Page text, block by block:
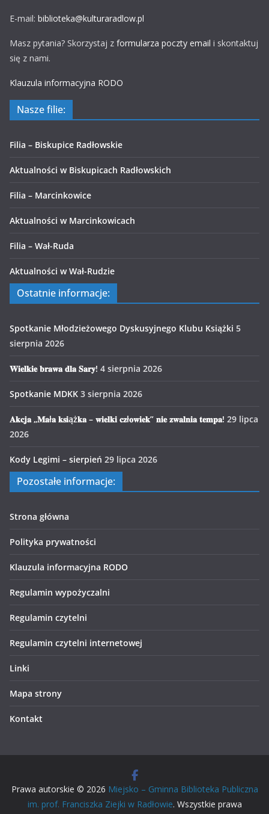
E-mail: biblioteka@kulturaradlow.pl
Masz pytania? Skorzystaj z formularza poczty email i skontaktuj
się z nami.
Klauzula informacyjna RODO
Nasze filie:
Filia – Biskupice Radłowskie
Aktualności w Biskupicach Radłowskich
Filia – Marcinkowice
Aktualności w Marcinkowicach
Filia – Wał-Ruda
Aktualności w Wał-Rudzie
Ostatnie informacje:
Spotkanie Młodzieżowego Dyskusyjnego Klubu Książki 5
sierpnia 2026
𝐖𝐢𝐞𝐥𝐤𝐢𝐞 𝐛𝐫𝐚𝐰𝐚 𝐝𝐥𝐚 𝐒𝐚𝐫𝐲! 4 sierpnia 2026
Spotkanie MDKK 3 sierpnia 2026
𝐀𝐤𝐜𝐣𝐚 „𝐌𝐚ł𝐚 𝐤𝐬𝐢ąż𝐤𝐚 – 𝐰𝐢𝐞𝐥𝐤𝐢 𝐜𝐳ł𝐨𝐰𝐢𝐞𝐤” 𝐧𝐢𝐞 𝐳𝐰𝐚𝐥𝐧𝐢𝐚 𝐭𝐞𝐦𝐩𝐚! 29 lipca
2026
Kody Legimi – sierpień 29 lipca 2026
Pozostałe informacje:
Strona główna
Polityka prywatności
Klauzula informacyjna RODO
Regulamin wypożyczalni
Regulamin czytelni
Regulamin czytelni internetowej
Linki
Mapa strony
Kontakt
Prawa autorskie © 2026 Miejsko – Gminna Biblioteka Publiczna
im. prof. Franciszka Ziejki w Radłowie. Wszystkie prawa